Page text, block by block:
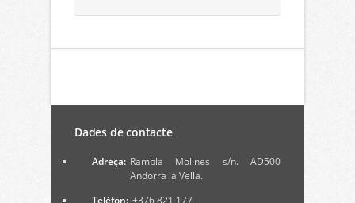
Dades de contacte
Adreça: Rambla Molines s/n. AD500
Andorra la Vella.